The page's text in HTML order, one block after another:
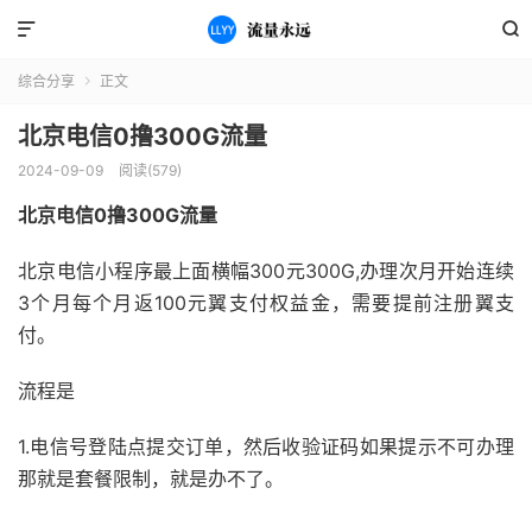


综合分享  正文
北京电信0撸300G流量
2024-09-09 阅读(579)
北京电信0撸300G流量
北京电信小程序最上面横幅300元300G,办理次月开始连续
3个月每个月返100元翼支付权益金，需要提前注册翼支
付。
流程是
1.电信号登陆点提交订单，然后收验证码如果提示不可办理
那就是套餐限制，就是办不了。